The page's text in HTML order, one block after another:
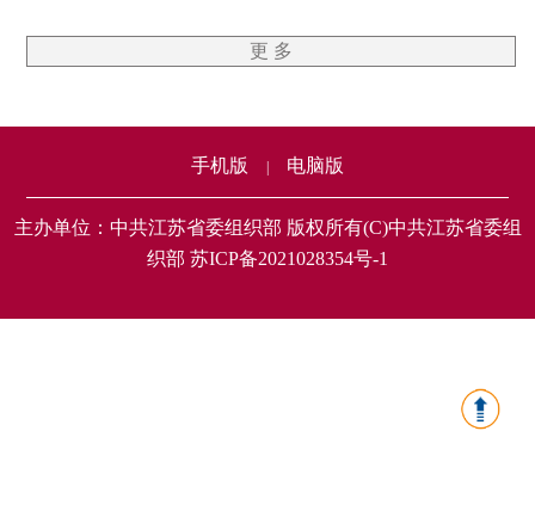
更 多
手机版 电脑版
主办单位：中共江苏省委组织部 版权所有(C)中共江苏省委组
织部 苏ICP备2021028354号-1